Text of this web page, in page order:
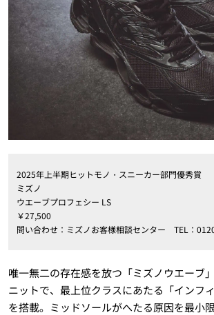
2025年上半期ヒットモノ・スニーカー部門優秀賞
ミズノ
ウエーブプロフェシー LS
￥27,500
問い合わせ：ミズノお客様相談センター TEL：
唯一無二の存在感を放つ「ミズノウエーブ
ニットで、最上位クラスにあたる「インフ
を搭載。ミッドソールがへたる原因を最小